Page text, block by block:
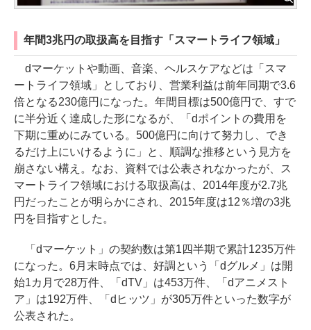
年間3兆円の取扱高を目指す「スマートライフ領域」
dマーケットや動画、音楽、ヘルスケアなどは「スマ
ートライフ領域」としており、営業利益は前年同期で3.6
倍となる230億円になった。年間目標は500億円で、すで
に半分近く達成した形になるが、「dポイントの費用を
下期に重めにみている。500億円に向けて努力し、でき
るだけ上にいけるように」と、順調な推移という見方を
崩さない構え。なお、資料では公表されなかったが、ス
マートライフ領域における取扱高は、2014年度が2.7兆
円だったことが明らかにされ、2015年度は12％増の3兆
円を目指すとした。
「dマーケット」の契約数は第1四半期で累計1235万件
になった。6月末時点では、好調という「dグルメ」は開
始1カ月で28万件、「dTV」は453万件、「dアニメスト
ア」は192万件、「dヒッツ」が305万件といった数字が
公表された。